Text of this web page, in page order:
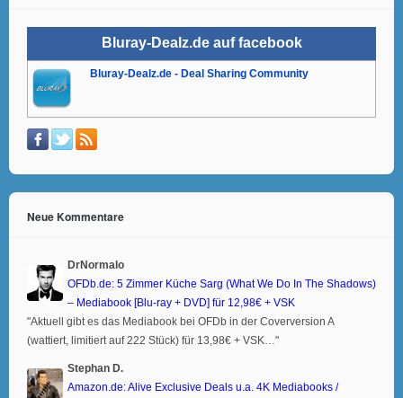
Bluray-Dealz.de auf facebook
Bluray-Dealz.de - Deal Sharing Community
Neue Kommentare
DrNormalo
OFDb.de: 5 Zimmer Küche Sarg (What We Do In The Shadows)
– Mediabook [Blu-ray + DVD] für 12,98€ + VSK
"Aktuell gibt es das Mediabook bei OFDb in der Coverversion A
(wattiert, limitiert auf 222 Stück) für 13,98€ + VSK…"
Stephan D.
Amazon.de: Alive Exclusive Deals u.a. 4K Mediabooks /